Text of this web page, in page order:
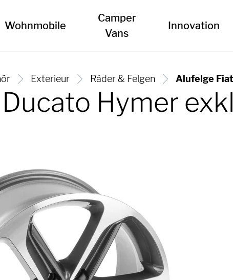
Wohnmobile
Camper
Vans
Innovation
Exterieur Räder & Felgen Alufelge
Hymer